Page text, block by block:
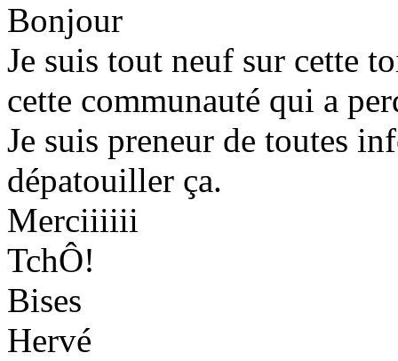
Bonjour
Je suis tout neuf sur cette
cette communauté qui a
Je suis preneur de toutes
dépatouiller ça.
Merciiiiii
TchÔ!
Bises
Hervé